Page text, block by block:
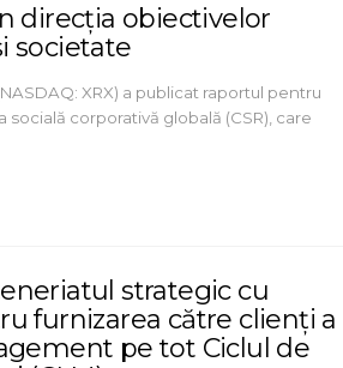
direcția obiectivelor
societate
XRX) a publicat raportul pentru
corporativă globală (CSR), care
strategic cu
furnizarea către clienți a
pe tot Ciclul de